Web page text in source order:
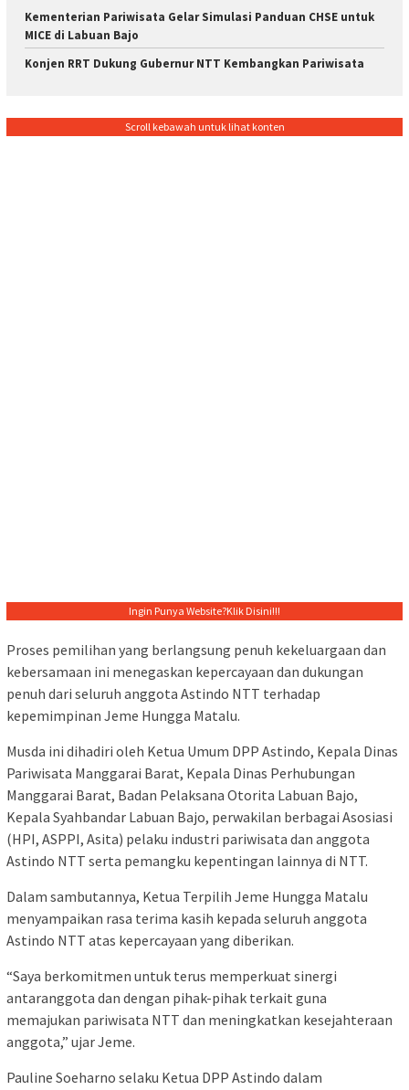
Kementerian Pariwisata Gelar Simulasi Panduan CHSE untuk
MICE di Labuan Bajo
Konjen RRT Dukung Gubernur NTT Kembangkan Pariwisata
Scroll kebawah untuk lihat konten
Ingin Punya Website?Klik Disini!!!
Proses pemilihan yang berlangsung penuh kekeluargaan dan
kebersamaan ini menegaskan kepercayaan dan dukungan
penuh dari seluruh anggota Astindo NTT terhadap
kepemimpinan Jeme Hungga Matalu.
Musda ini dihadiri oleh Ketua Umum DPP Astindo, Kepala Dinas
Pariwisata Manggarai Barat, Kepala Dinas Perhubungan
Manggarai Barat, Badan Pelaksana Otorita Labuan Bajo,
Kepala Syahbandar Labuan Bajo, perwakilan berbagai Asosiasi
(HPI, ASPPI, Asita) pelaku industri pariwisata dan anggota
Astindo NTT serta pemangku kepentingan lainnya di NTT.
Dalam sambutannya, Ketua Terpilih Jeme Hungga Matalu
menyampaikan rasa terima kasih kepada seluruh anggota
Astindo NTT atas kepercayaan yang diberikan.
“Saya berkomitmen untuk terus memperkuat sinergi
antaranggota dan dengan pihak-pihak terkait guna
memajukan pariwisata NTT dan meningkatkan kesejahteraan
anggota,” ujar Jeme.
Pauline Soeharno selaku Ketua DPP Astindo dalam